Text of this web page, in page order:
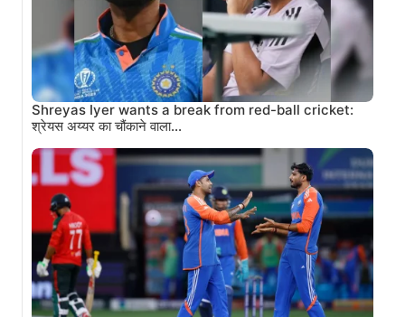
Shreyas Iyer wants a break from red-ball cricket:
श्रेयस अय्यर का चौंकाने वाला…